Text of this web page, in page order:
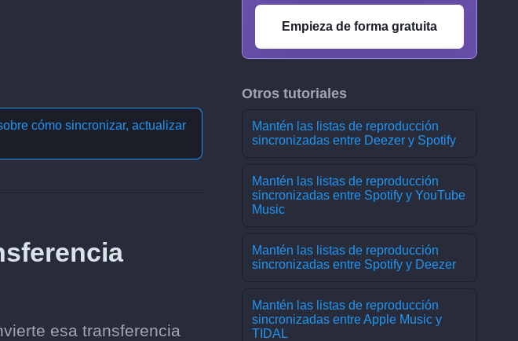
cómo sincronizar, actualizar
esa transferencia
Empieza de forma gratuita
Otros tutoriales
Mantén las listas de reproducción
sincronizadas entre Deezer y Spotify
Mantén las listas de reproducción
sincronizadas entre Spotify y YouTube
Music
Mantén las listas de reproducción
sincronizadas entre Spotify y Deezer
Mantén las listas de reproducción
sincronizadas entre Apple Music y
TIDAL